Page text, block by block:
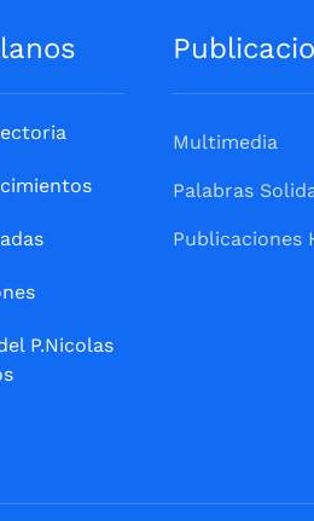
P.Nicolas
Multimedia
Palabras
Publicaciones